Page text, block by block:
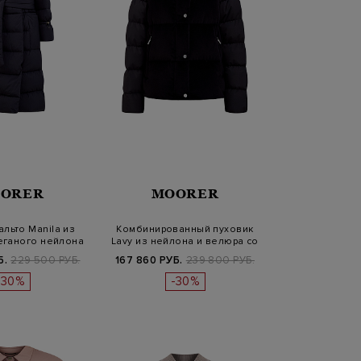
Manila из
нейлона
с…
229 500 РУБ.
MOORER
Комбинированный пуховик
Lavy из нейлона и велюра со
съ…
167 860 РУБ. 239 800 РУБ.
-30%